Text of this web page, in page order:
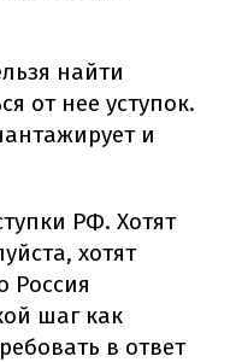
найти
от нее уступок.
и
РФ. Хотят
хотят
Россия
шаг как
в ответ